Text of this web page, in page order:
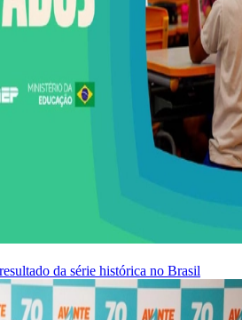
da série histórica no Brasil